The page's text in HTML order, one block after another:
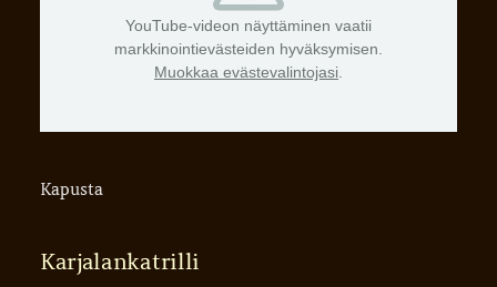
YouTube-videon näyttäminen vaatii
markkinointievästeiden hyväksymisen.
Muokkaa evästevalintojasi.
Kapusta
Karjalankatrilli